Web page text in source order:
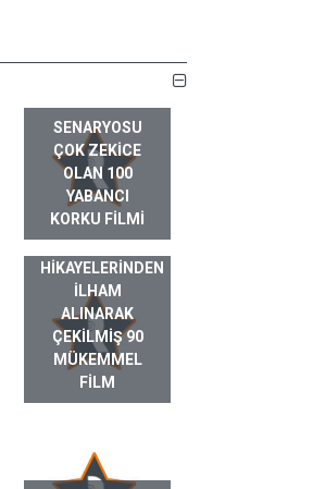
SENARYOSU
ÇOK ZEKICE
OLAN 100
YABANCI
KORKU FILMI
GERÇEK HAYAT
HIKAYELERINDEN
ILHAM
ALINARAK
ÇEKILMIŞ 90
MÜKEMMEL
FILM